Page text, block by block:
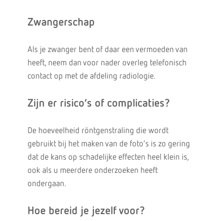
Zwangerschap
Als je zwanger bent of daar een vermoeden van
heeft, neem dan voor nader overleg telefonisch
contact op met de afdeling radiologie.
Zijn er risico’s of complicaties?
De hoeveelheid röntgenstraling die wordt
gebruikt bij het maken van de foto’s is zo gering
dat de kans op schadelijke effecten heel klein is,
ook als u meerdere onderzoeken heeft
ondergaan.
Hoe bereid je jezelf voor?